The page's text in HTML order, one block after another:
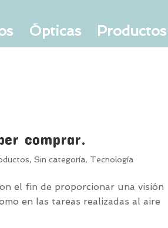
Ópticas Productos
comprar.
,Sin categoría, Tecnología
el fin de proporcionar una visión
en las tareas realizadas al aire